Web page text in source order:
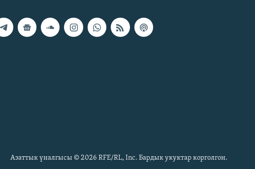
Азаттык үналгысы © 2026 RFE/RL, Inc. Бардык укуктар корголгон.